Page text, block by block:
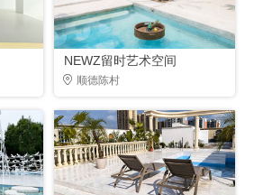
NEWZ留时艺术空间
顺德陈村